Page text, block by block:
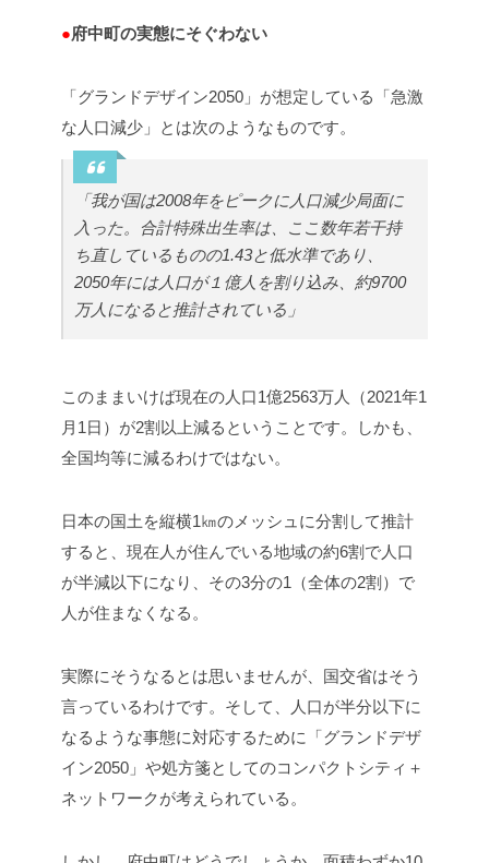
●府中町の実態にそぐわない
「グランドデザイン2050」が想定している「急激
な人口減少」とは次のようなものです。
「我が国は2008年をピークに人口減少局面に
入った。合計特殊出生率は、ここ数年若干持
ち直しているものの1.43と低水準であり、
2050年には人口が１億人を割り込み、約9700
万人になると推計されている」
このままいけば現在の人口1億2563万人（2021年1
月1日）が2割以上減るということです。しかも、
全国均等に減るわけではない。
日本の国土を縦横1㎞のメッシュに分割して推計
すると、現在人が住んでいる地域の約6割で人口
が半減以下になり、その3分の1（全体の2割）で
人が住まなくなる。
実際にそうなるとは思いませんが、国交省はそう
言っているわけです。そして、人口が半分以下に
なるような事態に対応するために「グランドデザ
イン2050」や処方箋としてのコンパクトシティ＋
ネットワークが考えられている。